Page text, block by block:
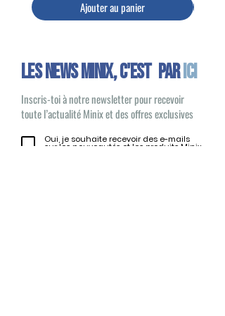
Ajouter au panier
Les news minix, C'EST PARICI
Inscris-toi à notre newsletter pour recevoir
toute l’actualité Minix et des offres exclusives
Oui, je souhaite recevoir des e-mails
sur les nouveautés et les produits Minix